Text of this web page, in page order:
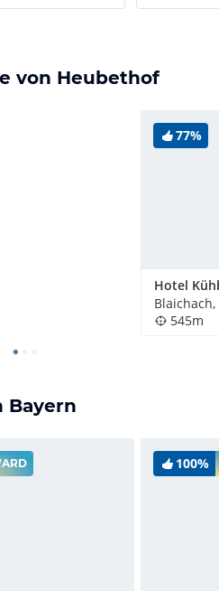
von Heubethof
77%
Hotel
545m
Bayern
100%